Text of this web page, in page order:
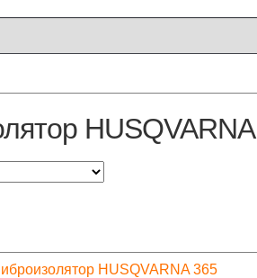
HUSQVARNA
HUSQVARNA 365